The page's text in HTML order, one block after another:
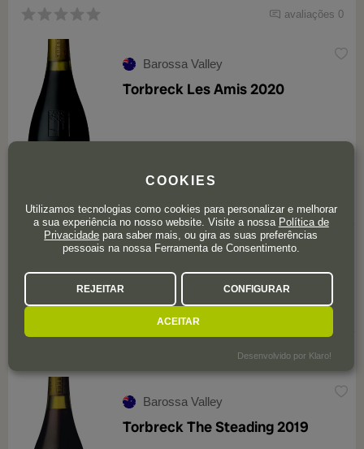
avaliações 0
Barossa Valley
Torbreck Les Amis 2020
95 Parker
O vinho já não se encontra disponível
avaliações 0
Barossa Valley
Torbreck The Steading 2019
COOKIES
Utilizamos tecnologias como cookies para personalizar e melhorar
a sua experiência no nosso website. Visite a nossa Política de
Privacidade para saber mais, ou gira as suas preferências
pessoais na nossa Ferramenta de Consentimento.
REJEITAR CONFIGURAR
ACEITAR
Desenvolvido por Klaro!